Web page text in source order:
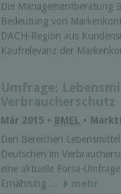
Die Managementberatung
Bedeutung von
DACH-Region aus
Kaufrelevanz der
Umfrage:
Verbraucherschutz
Mär 2015 • BMEL •
Den Bereichen
Deutschen im
eine aktuelle Forsa-
Ernährung ...
mehr